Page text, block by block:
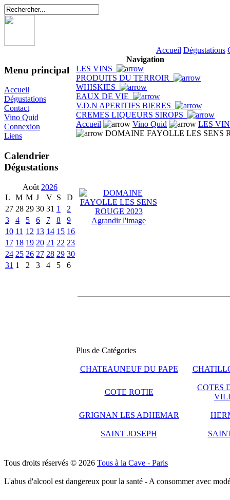
Accueil Dégustations
Menu principal
Accueil
Dégustations
Contact
Vino Quid
Connexion
Liens
Calendrier
Dégustations
Août 2026
L
M M J V S
D
27 28 29 30 31 1
2
3
4 5 6 7 8
9
10 11 12 13 14 15 16
17 18 19 20 21 22 23
24 25 26 27 28 29 30
31 1 2 3 4 5 6
Navigation
LES VINS
PRODUITS DU TERROIR
WHISKIES
EAUX DE VIE
V.D.N APERITIFS BIERES
CREMES LIQUEURS SIROPS
Accueil
Vino Quid
LES
DOMAINE FAYOLLE LES SENS
Agrandir l'image
Plus de Catégories
CHATEAUNEUF DU PAPE
COTE ROTIE
COTES
GRIGNAN LES ADHEMAR
SAINT JOSEPH
Tous droits réservés © 2026 Tous à la Cave - Paris
L'abus d'alcool est dangereux pour la santé - A consommer avec